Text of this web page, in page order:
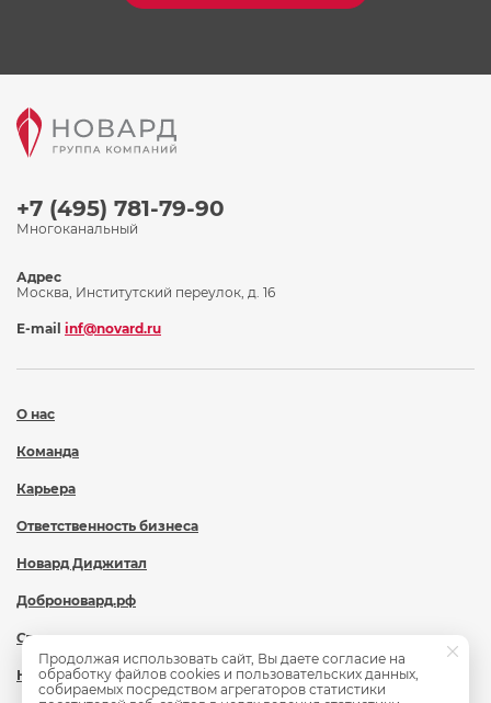
+7 (495) 781-79-90
Многоканальный
О нас
Команда
Карьера
Ответственность бизнеса
Новард Диджитал
Доброновард.рф
Статьи
Новости
Адрес
Москва, Институтский переулок, д. 16
E-mail inf@novard.ru
Продолжая использовать сайт, Вы даете согласие на
обработку файлов cookies и пользовательских данных,
собираемых посредством агрегаторов статистики